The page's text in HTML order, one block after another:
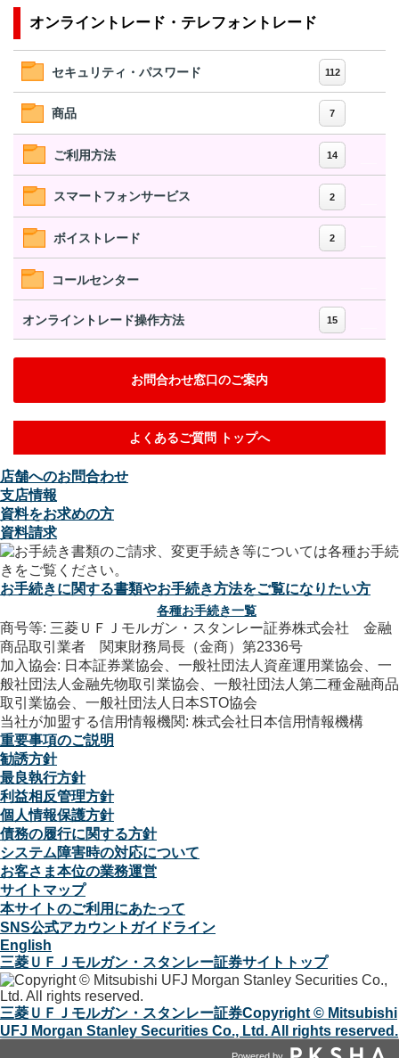
オンライントレード・テレフォントレード
セキュリティ・パスワード 112
商品 7
ご利用方法 14
スマートフォンサービス 2
ボイストレード 2
コールセンター
オンライントレード操作方法 15
お問合わせ窓口のご案内
よくあるご質問 トップへ
店舗へのお問合わせ
支店情報
資料をお求めの方
資料請求
お手続きに関する書類やお手続き方法をご覧になりたい方
各種お手続き一覧
商号等: 三菱ＵＦＪモルガン・スタンレー証券株式会社 金融
商品取引業者 関東財務局長（金商）第2336号
加入協会: 日本証券業協会、一般社団法人資産運用業協会、一
般社団法人金融先物取引業協会、一般社団法人第二種金融商品
取引業協会、一般社団法人日本STO協会
当社が加盟する信用情報機関: 株式会社日本信用情報機構
重要事項のご説明
勧誘方針
最良執行方針
利益相反管理方針
個人情報保護方針
債務の履行に関する方針
システム障害時の対応について
お客さま本位の業務運営
サイトマップ
本サイトのご利用にあたって
SNS公式アカウントガイドライン
English
三菱ＵＦＪモルガン・スタンレー証券サイトトップ
三菱ＵＦＪモルガン・スタンレー証券Copyright © Mitsubishi
UFJ Morgan Stanley Securities Co., Ltd. All rights reserved.
Powered by